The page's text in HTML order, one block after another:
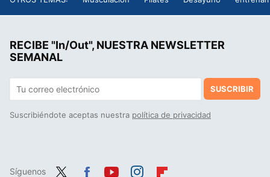
RECIBE "In/Out", NUESTRA NEWSLETTER
SEMANAL
SUSCRIBIR
Suscribiéndote aceptas nuestra política de privacidad
Síguenos